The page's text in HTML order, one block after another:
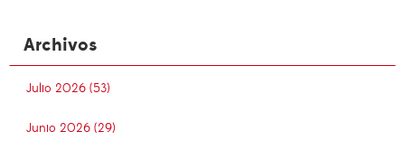
Archivos
Julio 2026 (53)
Junio 2026 (29)